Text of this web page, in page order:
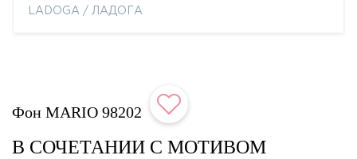
LADOGA / ЛАДОГА
Фон MARIO 98202
В СОЧЕТАНИИ С МОТИВОМ